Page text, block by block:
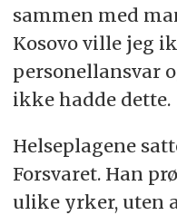
sammen med
Kosovo ville jeg
personellansvar
ikke hadde dette.
Helseplagene
Forsvaret. Han
ulike yrker, uten